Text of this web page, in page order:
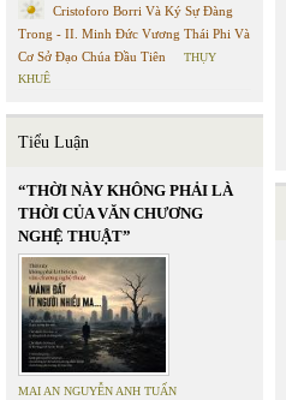
Cristoforo Borri Và Ký Sự Đàng
Trong - II. Minh Đức Vương Thái Phi Và
Cơ Sở Đạo Chúa Đầu Tiên
THỤY
KHUÊ
Tiểu Luận
“THỜI NÀY KHÔNG PHẢI LÀ
THỜI CỦA VĂN CHƯƠNG
NGHỆ THUẬT”
MAI AN NGUYỄN ANH TUẤN